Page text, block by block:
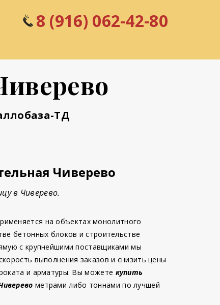
8 (916) 062-42-80
ТД
Чиверево
в Чиверево.
на объектах монолитного
бетонных блоков и строительстве
с крупнейшими поставщиками мы
выполнения заказов и снизить цены
и арматуры. Вы можете купить
метрами либо тоннами по лучшей